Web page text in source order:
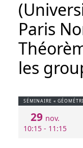
Paris
les
SÉMINAIRE «
29 nov.
10:15 - 11:15